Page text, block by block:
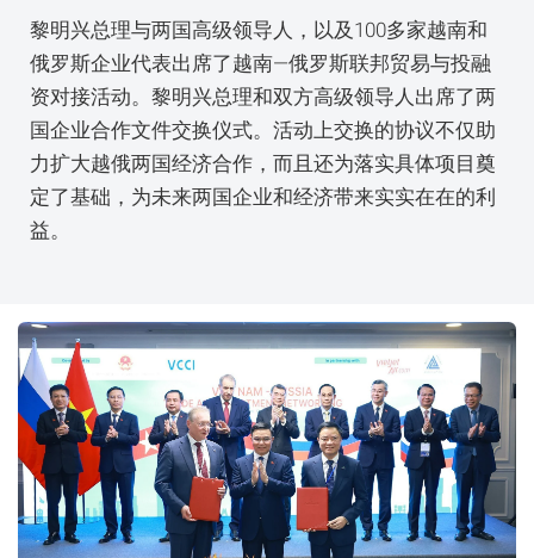
黎明兴总理与两国高级领导人，以及100多家越南和
俄罗斯企业代表出席了越南—俄罗斯联邦贸易与投融
资对接活动。黎明兴总理和双方高级领导人出席了两
国企业合作文件交换仪式。活动上交换的协议不仅助
力扩大越俄两国经济合作，而且还为落实具体项目奠
定了基础，为未来两国企业和经济带来实实在在的利
益。